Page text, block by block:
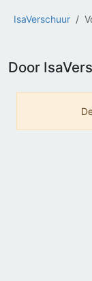
IsaVerschuur
Door